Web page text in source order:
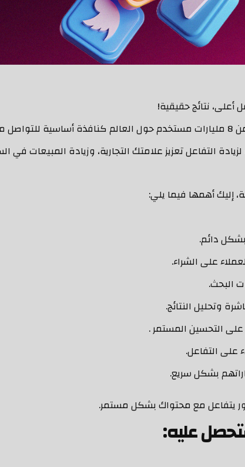
نتائج حقيقية!
التفاعل تعزيز علامتك التجارية، وزيادة المبيعات
إليك أهمها فيما يلي:
دائم.
على الشراء.
البحث.
وتحليل النتائج.
التحسين المستمر .
على التفاعل.
بشكل سريع.
يتفاعل مع محتواك بشكل مستمر.
عليه: